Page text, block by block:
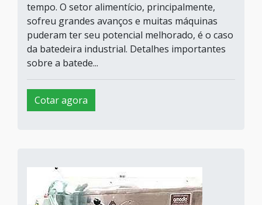
tempo. O setor alimentício, principalmente,
sofreu grandes avanços e muitas máquinas
puderam ter seu potencial melhorado, é o caso
da batedeira industrial. Detalhes importantes
sobre a batede...
Cotar agora